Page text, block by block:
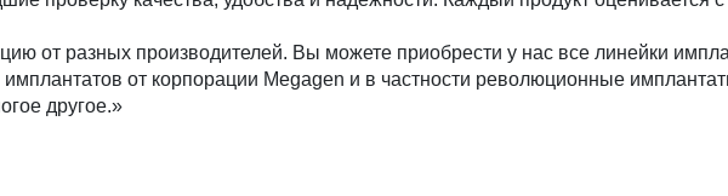
от разных производителей. Вы можете приобрести у нас все линейки
имплантатов от корпорации Megagen и в частности революционные
другое.»